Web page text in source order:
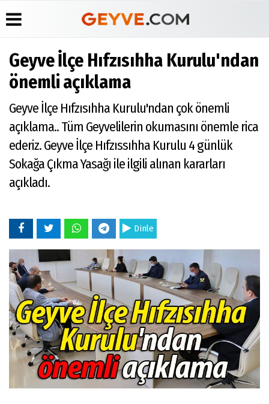
Üye Paneli
Haber
Arşivi
Günün
Haberleri
Anketler
Biyografiler
Video
Galeri
Foto
Galeri
Etkinlikler
Medyabar.com
İletişim
Geyve İlçe Hıfzısıhha Kurulu'ndan
önemli açıklama
Geyve İlçe Hıfzısıhha Kurulu'ndan çok önemli
açıklama.. Tüm Geyvelilerin okumasını önemle rica
ederiz. Geyve İlçe Hıfzıssıhha Kurulu 4 günlük
Sokağa Çıkma Yasağı ile ilgili alınan kararları
açıkladı.
Dinle